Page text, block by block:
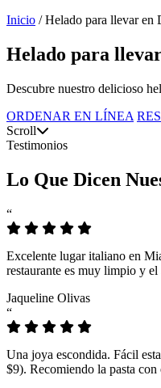
Inicio / Helado para llevar en
Helado para
Descubre nuestro delicioso
ORDENAR EN LÍNEA
Scroll
Testimonios
Lo Que Dicen
“
Excelente lugar italiano en
restaurante es muy limpio y
Jaqueline Olivas
“
Una joya escondida. Fácil
$9). Recomiendo la pasta con